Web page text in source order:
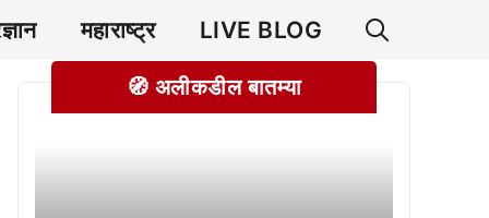
महाराष्ट्र LIVE BLOG
🧭 अलीकडील बातम्या